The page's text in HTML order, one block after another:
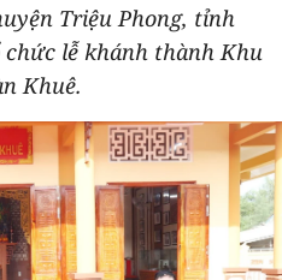
Triệu Phong, tỉnh
lễ khánh thành Khu
Khuê.